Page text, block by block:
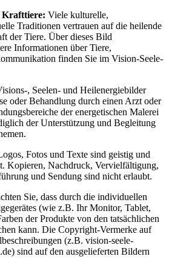
Krafttiere: Viele kulturelle,
Traditionen vertrauen auf die heilende
der Tiere. Über dieses Bild
Informationen über Tiere,
finden Sie im Vision-Seele-
, Seelen- und Heilenergiebilder
oder Behandlung durch einen Arzt oder
der energetischen Malerei
der Unterstützung und Begleitung
Fotos und Texte sind geistig und
Kopieren, Nachdruck, Vervielfältigung,
und Sendung sind nicht erlaubt.
Sie, dass durch die individuellen
(wie z.B. Ihr Monitor, Tablet,
der Produkte von den tatsächlichen
kann. Die Copyright-Vermerke auf
(z.B. vision-seele-
sind auf den ausgelieferten Bildern